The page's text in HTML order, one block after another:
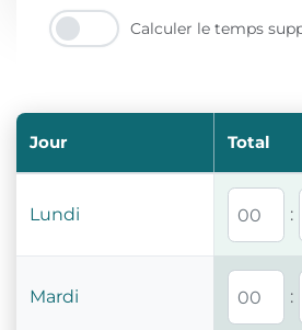
Calculer le temps
Jour Total
Lundi :
Mardi :